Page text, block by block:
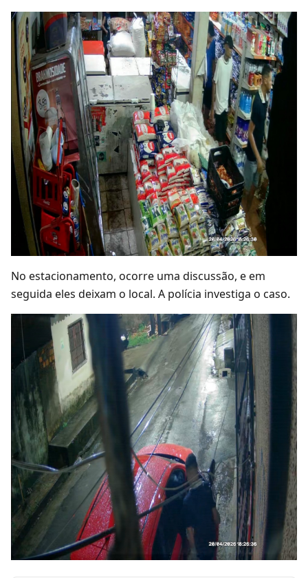
No estacionamento, ocorre uma discussão, e em
seguida eles deixam o local. A polícia investiga o caso.